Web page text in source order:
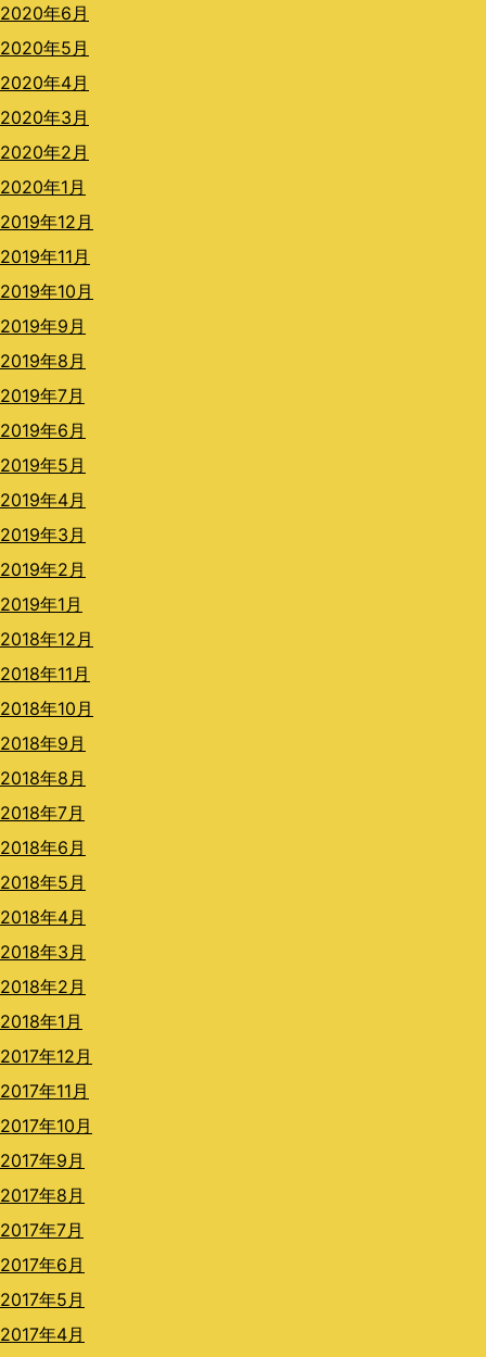
2020年6月
2020年5月
2020年4月
2020年3月
2020年2月
2020年1月
2019年12月
2019年11月
2019年10月
2019年9月
2019年8月
2019年7月
2019年6月
2019年5月
2019年4月
2019年3月
2019年2月
2019年1月
2018年12月
2018年11月
2018年10月
2018年9月
2018年8月
2018年7月
2018年6月
2018年5月
2018年4月
2018年3月
2018年2月
2018年1月
2017年12月
2017年11月
2017年10月
2017年9月
2017年8月
2017年7月
2017年6月
2017年5月
2017年4月